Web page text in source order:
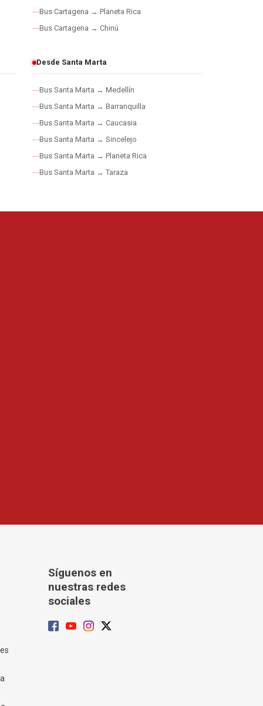
Bus Cartagena → Planeta Rica
Bus Cartagena → Chinú
Desde Santa Marta
Bus Santa Marta → Medellín
Bus Santa Marta → Barranquilla
Bus Santa Marta → Caucasia
Bus Santa Marta → Sincelejo
Bus Santa Marta → Planeta Rica
Bus Santa Marta → Taraza
Síguenos en
nuestras redes
sociales